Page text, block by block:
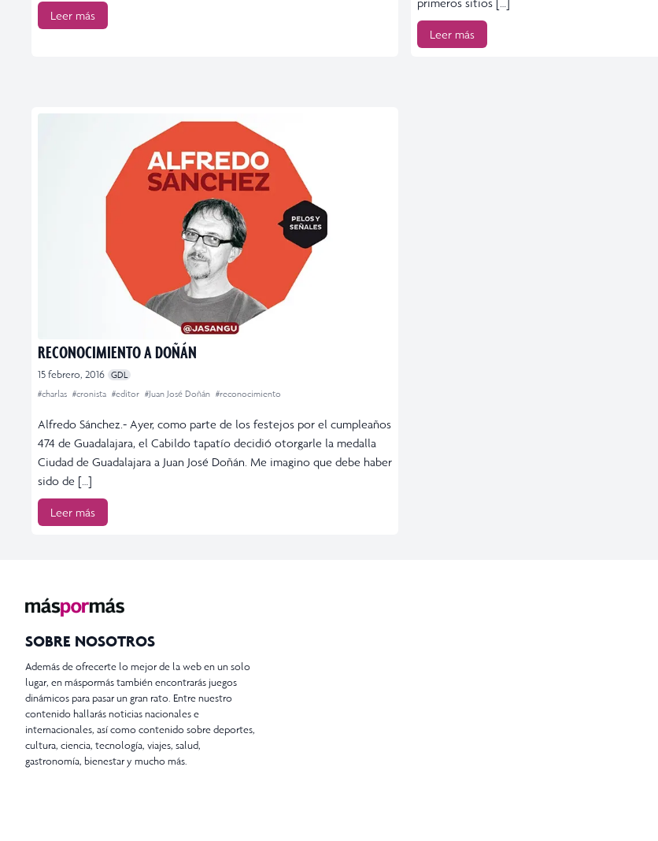
Leer más
Leer más
RECONOCIMIENTO A DOÑÁN
15 febrero, 2016 GDL
#charlas #cronista #editor #Juan José Doñán #reconocimiento
Alfredo Sánchez.- Ayer, como parte de los festejos por el cumpleaños
474 de Guadalajara, el Cabildo tapatío decidió otorgarle la medalla
Ciudad de Guadalajara a Juan José Doñán. Me imagino que debe haber
sido de […]
Leer más
SOBRE NOSOTROS
Además de ofrecerte lo mejor de la web en un solo
lugar, en máspormás también encontrarás juegos
dinámicos para pasar un gran rato. Entre nuestro
contenido hallarás noticias nacionales e
internacionales, así como contenido sobre deportes,
cultura, ciencia, tecnología, viajes, salud,
gastronomía, bienestar y mucho más.